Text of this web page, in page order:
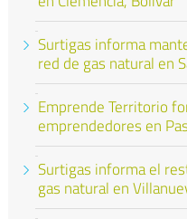
Surtigas informa
red de gas natural en
Emprende Territorio
emprendedores en
Surtigas informa el
gas natural en